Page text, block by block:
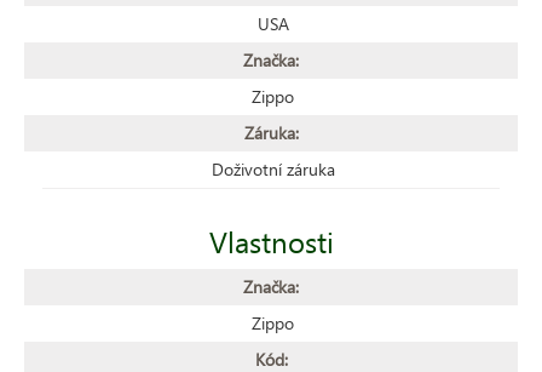
USA
Značka:
Zippo
Záruka:
Doživotní záruka
Vlastnosti
Značka:
Zippo
Kód: